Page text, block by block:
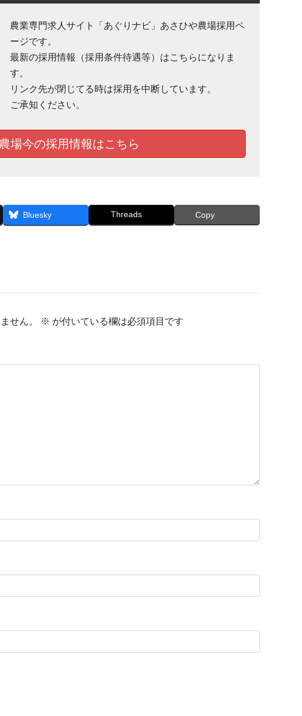
農業専門求人サイト「あぐりナビ」あさひや農場採用ペ
ージです。
最新の採用情報（採用条件待遇等）はこちらになりま
す。
リンク先が閉じてる時は採用を中断しています。
ご承知ください。
場今の採用情報はこちら
Bluesky Threads Copy
せん。 ※ が付いている欄は必須項目です